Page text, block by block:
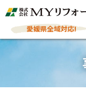
愛媛県全域対応!